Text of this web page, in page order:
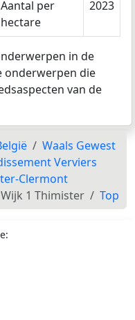
Aantal per
hectare
2023
in de
onderwerpen die
van de
Waals Gewest
Verviers
Clermont
Wijk 1 Thimister Top